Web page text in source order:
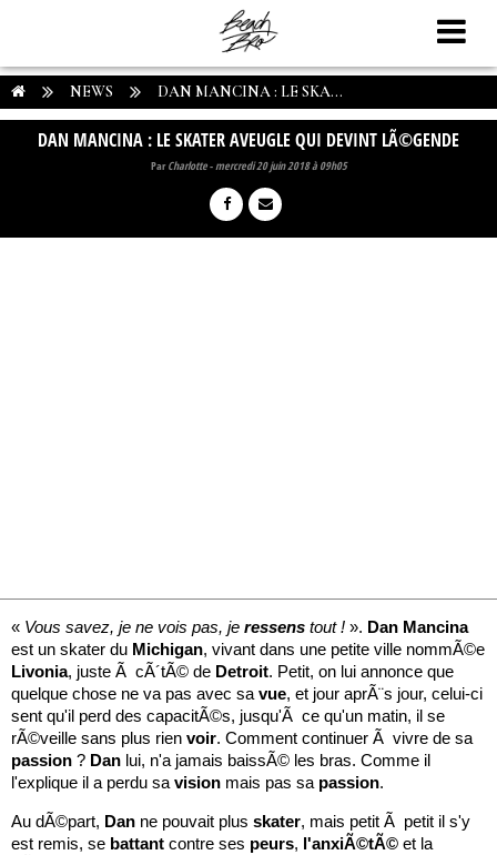
NEWS DAN MANCINA : LE SKA...
DAN MANCINA : LE SKATER AVEUGLE QUI DEVINT LÃ©GENDE
ParCharlotte-mercredi 20 juin 2018 à 09h05
« Vous savez, je ne vois pas, je ressens tout ! ». Dan Mancina
est un skater du Michigan, vivant dans une petite ville nommÃ©e
Livonia, juste Ã cÃ´tÃ© de Detroit. Petit, on lui annonce que
quelque chose ne va pas avec sa vue, et jour aprÃ¨s jour, celui-ci
sent qu'il perd des capacitÃ©s, jusqu'Ã ce qu'un matin, il se
rÃ©veille sans plus rien voir. Comment continuer Ã vivre de sa
passion ? Dan lui, n'a jamais baissÃ© les bras. Comme il
l'explique il a perdu sa vision mais pas sa passion.
Au dÃ©part, Dan ne pouvait plus skater, mais petit Ã petit il s'y
est remis, se battant contre ses peurs, l'anxiÃ©tÃ© et la